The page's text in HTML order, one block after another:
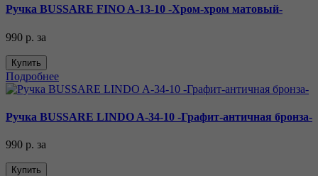
Ручка BUSSARE FINO A-13-10 -Хром-хром матовый-
990 р. за
Купить
Подробнее
Ручка BUSSARE LINDO A-34-10 -Графит-античная бронза-
990 р. за
Купить